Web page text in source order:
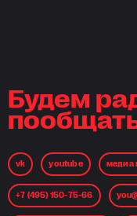
Будем
vk youtube медиа
+7 (495) 150-75-66